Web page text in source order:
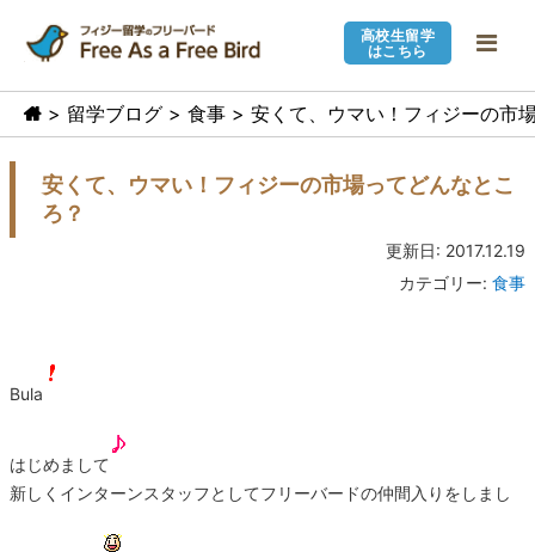
高校生留学
はこちら
> 留学ブログ > 食事 > 安くて、ウマい！フィジーの市
安くて、ウマい！フィジーの市場ってどんなとこ
ろ？
更新日: 2017.12.19
カテゴリー: 食事
Bula
はじめまして
新しくインターンスタッフとしてフリーバードの仲間入りをしまし